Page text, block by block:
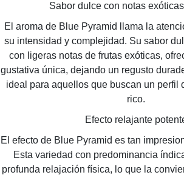
Sabor dulce con notas
El aroma de Blue Pyramid llama la
su intensidad y complejidad. Su sabor
con ligeras notas de frutas exóticas,
gustativa única, dejando un regusto
ideal para aquellos que buscan un perfil
rico.
Efecto relajante
El efecto de Blue Pyramid es tan
Esta variedad con predominancia
profunda relajación física, lo que la